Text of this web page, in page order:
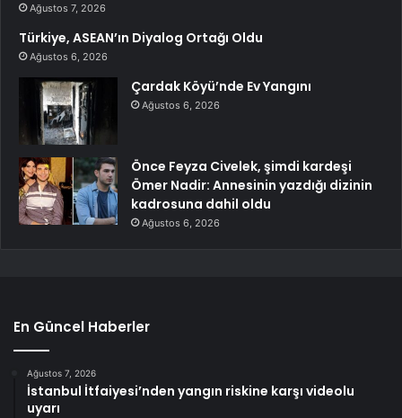
Ağustos 7, 2026
Türkiye, ASEAN’ın Diyalog Ortağı Oldu
Ağustos 6, 2026
Çardak Köyü’nde Ev Yangını
Ağustos 6, 2026
Önce Feyza Civelek, şimdi kardeşi
Ömer Nadir: Annesinin yazdığı dizinin
kadrosuna dahil oldu
Ağustos 6, 2026
En Güncel Haberler
Ağustos 7, 2026
İstanbul İtfaiyesi’nden yangın riskine karşı videolu
uyarı